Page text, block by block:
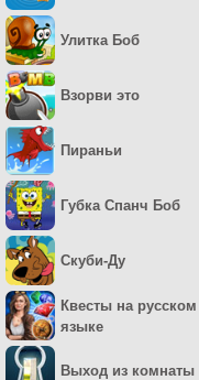
Улитка Боб
Взорви это
Пираньи
Губка Спанч Боб
Скуби-Ду
Квесты на русском
языке
Выход из комнаты